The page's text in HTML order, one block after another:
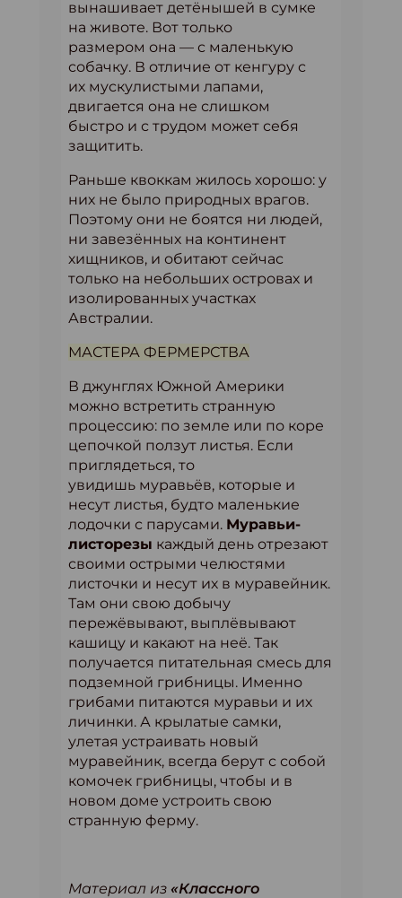
вынашивает детёнышей в сумке
на животе. Вот только
размером она — с маленькую
собачку. В отличие от кенгуру с
их мускулистыми лапами,
двигается она не слишком
быстро и с трудом может себя
защитить.
Раньше квоккам жилось хорошо: у
них не было природных врагов.
Поэтому они не боятся ни людей,
ни завезённых на континент
хищников, и обитают сейчас
только на небольших островах и
изолированных участках
Австралии.
МАСТЕРА ФЕРМЕРСТВА
В джунглях Южной Америки
можно встретить странную
процессию: по земле или по коре
цепочкой ползут листья. Если
приглядеться, то
увидишь муравьёв, которые и
несут листья, будто маленькие
лодочки с парусами. Муравьи-
листорезы каждый день отрезают
своими острыми челюстями
листочки и несут их в муравейник.
Там они свою добычу
пережёвывают, выплёвывают
кашицу и какают на неё. Так
получается питательная смесь для
подземной грибницы. Именно
грибами питаются муравьи и их
личинки. А крылатые самки,
улетая устраивать новый
муравейник, всегда берут с собой
комочек грибницы, чтобы и в
новом доме устроить свою
странную ферму.
Материал из «Классного